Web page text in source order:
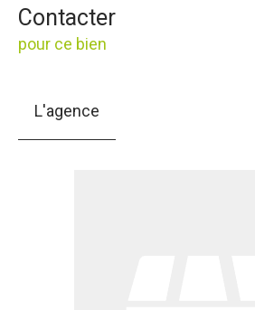
Contacter
pour ce bien
L'agence